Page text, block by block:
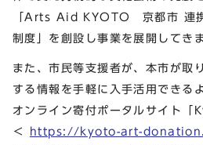
「Arts Aid KYOTO 京都市 連
制度」を創設し事業を展開してき
また、市民等支援者が、本市が取
する情報を手軽に入手活用できる
オンライン寄付ポータルサイト
＜ https://kyoto-art-